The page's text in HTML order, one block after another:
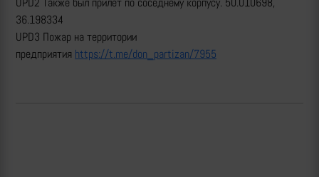
36.198334
UPD3 Пожар на территории
предприятия https://t.me/don_partizan/7955